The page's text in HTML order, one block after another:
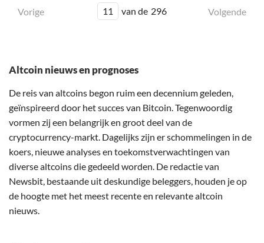
Vorige 11 van de 296 Volgende
Altcoin nieuws en prognoses
De reis van altcoins begon ruim een decennium geleden,
geïnspireerd door het succes van Bitcoin. Tegenwoordig
vormen zij een belangrijk en groot deel van de
cryptocurrency-markt. Dagelijks zijn er schommelingen in de
koers, nieuwe analyses en toekomstverwachtingen van
diverse altcoins die gedeeld worden. De redactie van
Newsbit, bestaande uit deskundige beleggers, houden je op
de hoogte met het meest recente en relevante altcoin
nieuws.